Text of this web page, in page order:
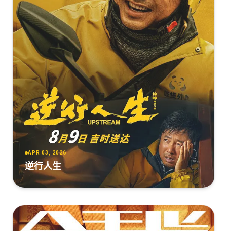
熊猫计划之部落奇遇记[国语音轨/简繁英字
幕].Panda.Plan.The.Magical.Tribe.2026.2160p.WEB-
DL.H265.HDR.DTS5.1-DreamHD
[11.41GB] 复制
熊猫计划之部落奇遇记[国语配音/中文字
幕].2026.2160p.WEB-DL.H265.HDR.DDP5.1.2Audios-
PandaQT
[8.51GB] 复制 下载
熊猫计划之部落奇遇记[国语配音/中文字
幕].2026.2160p.WEB-DL.H265.HDR.DDP5.1.2Audios-
PandaQT
[8.51GB] 复制 下载
熊猫计划之部落奇遇记[国语配音/中文字
DL.H265.HDR.DDP5.1-QuickIO
[8.45GB] 复制 下载
APR 03, 2026
逆行人生